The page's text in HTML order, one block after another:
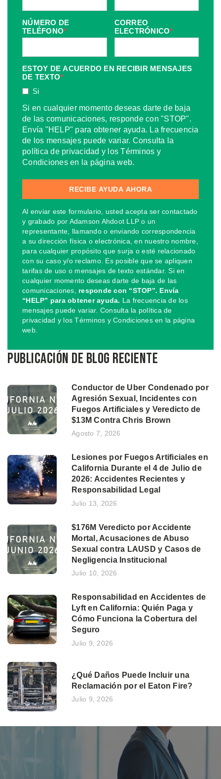
NÚMERO DE
TELÉFONO*
CORREO
ELECTRÓNICO*
ESTOY DE ACUERDO EN RECIBIR MENSAJES
DE TEXTO*
Si
Si en cualquier momento deseas darte de baja
de las comunicaciones, responde con "STOP".
Envía "HELP" para obtener ayuda. La frecuencia
de los mensajes puede variar. Consulta la
política de privacidad y los Términos y
Condiciones en la página web.
Al enviar este formulario, usted acepta ser contactado
y grabado por Adamson Ahdoot LLP o un
representante, llamando o enviando correspondencia
a su dirección física o electrónica, en nuestro nombre,
para cualquier propósito que surja o esté relacionado
con su caso y/o reclamo. Es posible que se apliquen
tarifas de uso o mensajes de texto estándar. Si en
cualquier momento deseas darte de baja de las
comunicaciones, responde con “STOP”. Envía
“HELP” para obtener ayuda. La frecuencia de los
mensajes puede variar. Consulta la política de
privacidad y los Términos y Condiciones en la página
web.
Publicación de blog reciente
Conductor de Uber Condenado por
Agresión Sexual, Incidentes con
Fuegos Artificiales y Veredicto de
$13M Contra Chris Brown
Agosto 7, 2026
Lesiones por Fuegos Artificiales en
California Durante el 4 de Julio de
2026: Accidentes Recientes y
Responsabilidad Legal
Julio 13, 2026
$176M Veredicto por Accidente
Mortal, Acusaciones de Abuso
Sexual contra LAUSD y Casos de
Negligencia Institucional
Julio 10, 2026
Responsabilidad en Accidentes de
Lyft en California: Quién Paga y
Cómo Funciona la Cobertura del
Seguro
Julio 9, 2026
¿Qué Daños Puede Incluir una
Reclamación por el Eaton Fire?
Julio 9, 2026